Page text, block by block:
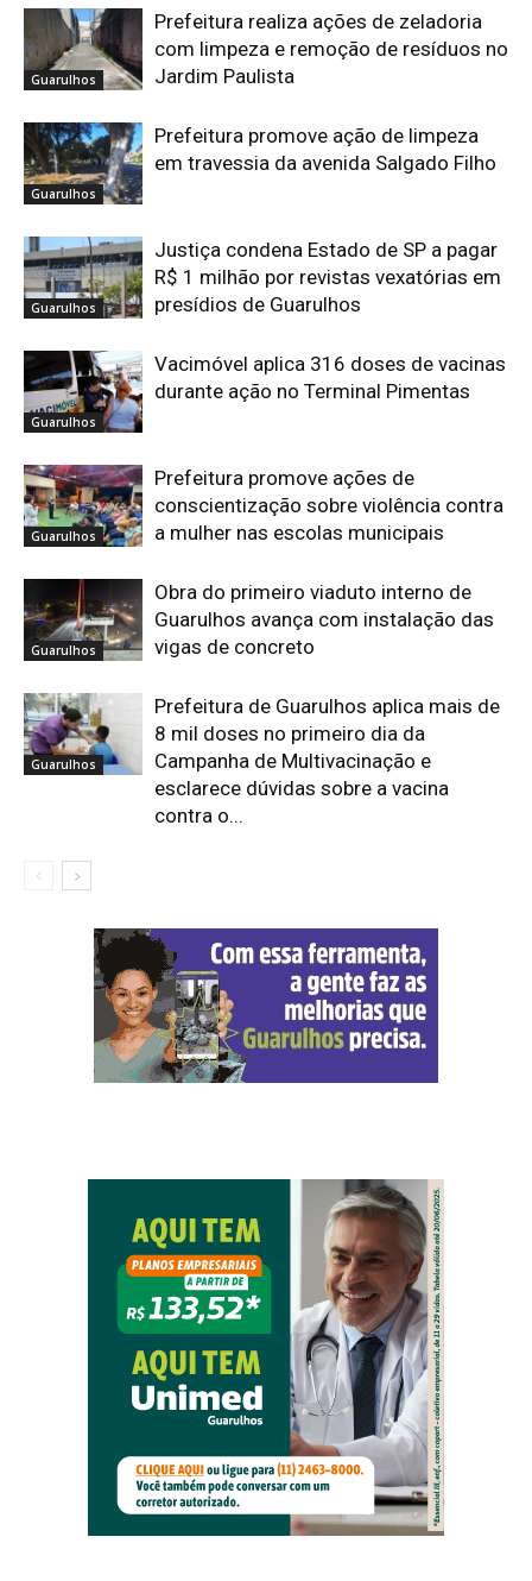
Guarulhos
Prefeitura realiza ações de zeladoria
com limpeza e remoção de resíduos no
Jardim Paulista
Guarulhos
Prefeitura promove ação de limpeza
em travessia da avenida Salgado Filho
Guarulhos
Justiça condena Estado de SP a pagar
R$ 1 milhão por revistas vexatórias em
presídios de Guarulhos
Guarulhos
Vacimóvel aplica 316 doses de vacinas
durante ação no Terminal Pimentas
Guarulhos
Prefeitura promove ações de
conscientização sobre violência contra
a mulher nas escolas municipais
Guarulhos
Obra do primeiro viaduto interno de
Guarulhos avança com instalação das
vigas de concreto
Guarulhos
Prefeitura de Guarulhos aplica mais de
8 mil doses no primeiro dia da
Campanha de Multivacinação e
esclarece dúvidas sobre a vacina
contra o...